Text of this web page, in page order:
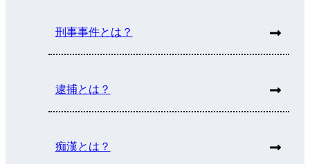
刑事事件とは？
逮捕とは？
痴漢とは？